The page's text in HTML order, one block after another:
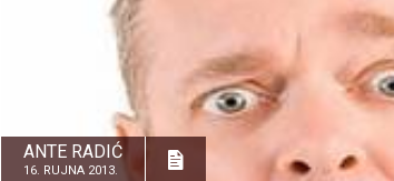
ANTE RADIĆ
16. RUJNA 2013.